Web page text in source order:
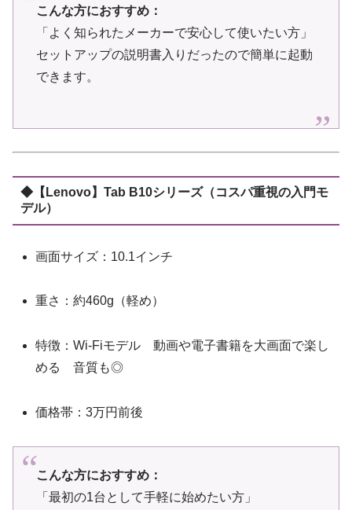
こんな方におすすめ：
「よく知られたメーカーで安心して使いたい方」
セットアップの説明書入りだったので簡単に起動
できます。
◆【Lenovo】Tab B10シリーズ（コスパ重視の入門モ
デル）
画面サイズ：10.1インチ
重さ：約460g（軽め）
特徴：Wi-Fiモデル 動画や電子書籍を大画面で楽し
める 音質も◎
価格帯：3万円前後
こんな方におすすめ：
「最初の1台として手軽に始めたい方」